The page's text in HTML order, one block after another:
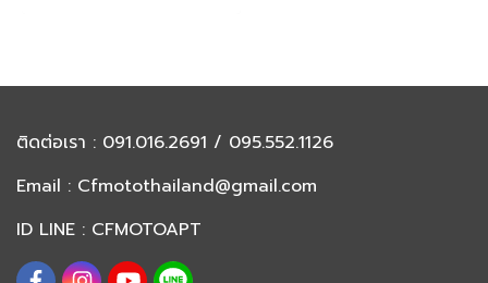
ติดต่อเรา : 091.016.2691 / 095.552.1126
Email : Cfmotothailand@gmail.com
ID LINE : CFMOTOAPT